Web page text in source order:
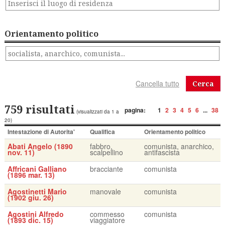
Orientamento politico
Cerca
pagina: 1 2 3 4 5 6 ... 38
759 risultati (visualizzati da 1 a
20)
Intestazione di Autorita' Qualifica Orientamento politico
Abati Angelo (1890
nov. 11)
fabbro,
scalpellino
comunista, anarchico,
antifascista
Affricani Galliano
(1896 mar. 13)
bracciante comunista
Agostinetti Mario
(1902 giu. 26)
manovale comunista
Agostini Alfredo
(1893 dic. 15)
commesso
viaggiatore
comunista